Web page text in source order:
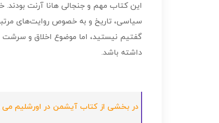
این کتاب مهم و جنجالی هانا آرنت
سیاسی، تاریخ و به خصوص روایت‌های
گفتیم نیستید، اما موضوع اخلاق و
داشته باشد.
در بخشی از کتاب آیشمن در اورشلیم می